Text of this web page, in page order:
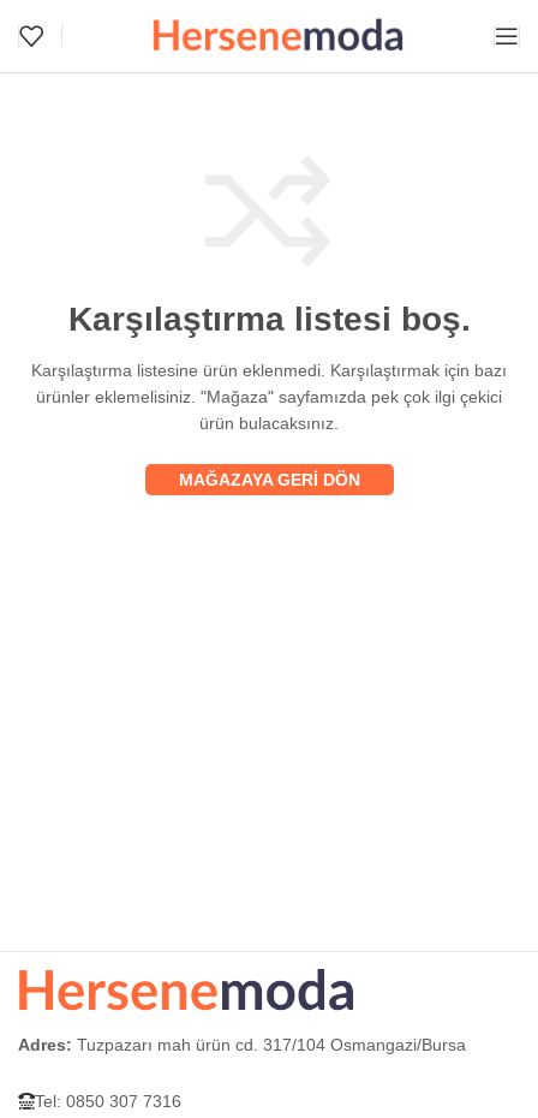
Karşılaştırma listesi boş.
Karşılaştırma listesine ürün eklenmedi. Karşılaştırmak için bazı
ürünler eklemelisiniz. "Mağaza" sayfamızda pek çok ilgi çekici
ürün bulacaksınız.
MAĞAZAYA GERI DÖN
Adres: Tuzpazarı mah ürün cd. 317/104 Osmangazi/Bursa
Tel: 0850 307 7316